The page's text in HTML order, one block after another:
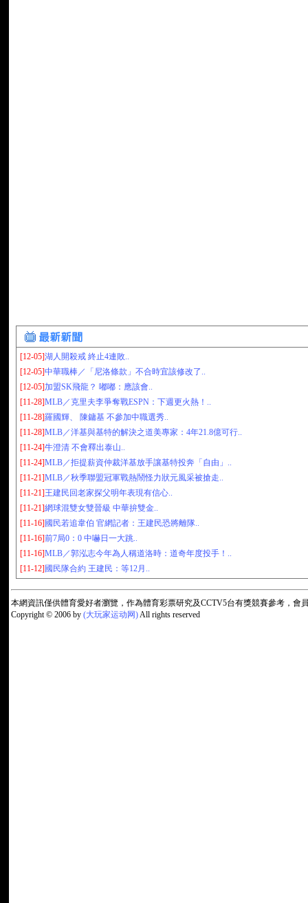
[12-05]湖人開殺戒 終止4連敗..
[12-05]中華職棒／「尼洛條款」不合時宜該修改了..
[12-05]加盟SK飛龍？ 嘟嘟：應該會..
[11-28]MLB／克里夫李爭奪戰ESPN：下週更火熱！..
[11-28]羅國輝、 陳鏞基 不參加中職選秀..
[11-28]MLB／洋基與基特的解決之道美專家：4年21.8億可行..
[11-24]牛澄清 不會釋出泰山..
[11-24]MLB／拒提薪資仲裁洋基放手讓基特投奔「自由」..
[11-21]MLB／秋季聯盟冠軍戰熱鬧怪力狀元風采被搶走..
[11-21]王建民回老家探父明年表現有信心..
[11-21]網球混雙女雙晉級 中華拚雙金..
[11-16] 國民若追韋伯 官網記者：王建民恐將離隊..
[11-16]前7局0：0 中嚇日一大跳..
[11-16]MLB／郭泓志今年為人稱道洛時：道奇年度投手！..
[11-12] 國民隊合約 王建民：等12月..
本網資訊僅供體育愛好者瀏覽，作為體育彩票研究及CCTV5台有獎競賽參考，
Copyright © 2006 by (大玩家运动网)All rights reserved